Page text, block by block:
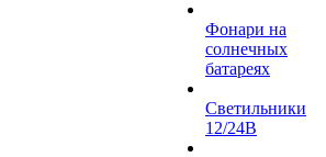
Фонари на
солнечных
батареях
Светильники
12/24В